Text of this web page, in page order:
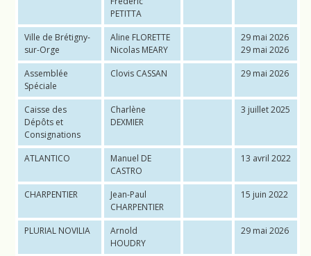
PETITTA
Ville de Brétigny-
sur-Orge
Aline FLORETTE
Nicolas MEARY
29 mai 2026
29 mai 2026
Assemblée
Spéciale
Clovis CASSAN 29 mai 2026
Caisse des
Dépôts et
Consignations
Charlène
DEXMIER
3 juillet 2025
ATLANTICO
Manuel DE
CASTRO
13 avril 2022
CHARPENTIER
Jean-Paul
CHARPENTIER
15 juin 2022
PLURIAL NOVILIA
Arnold
HOUDRY
29 mai 2026